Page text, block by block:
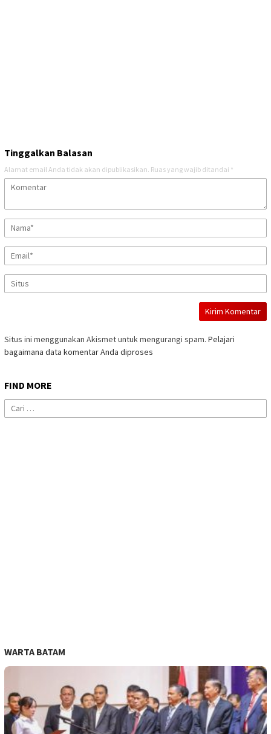
Tinggalkan Balasan
Alamat email Anda tidak akan dipublikasikan. Ruas yang wajib ditandai *
Situs ini menggunakan Akismet untuk mengurangi spam. Pelajari
bagaimana data komentar Anda diproses
FIND MORE
Cari
untuk:
WARTA BATAM